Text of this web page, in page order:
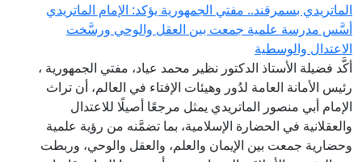
الماتريدي بسمرقند.. مفتي الجمهورية يؤكد: الإمام الماتريدي
أسَّس مدرسة علمية جمعت بين العقل والوحي ورسَّخت
الاعتدال والوسطية
أكَّد فضيلة الأستاذ الدكتور نظير محمد عياد، مفتي الجمهورية ،
رئيس الأمانة العامة لدُور وهيئات الإفتاء في العالم، أن تراث
الإمام أبي منصور الماتريدي يمثل مرجعًا أصيلًا للاعتدال
والعقلانية في الحضارة الإسلامية، بما تضمَّنه من رؤية علمية
وحضارية جمعت بين الإيمان والعلم، والعقل والوحي، وربطت